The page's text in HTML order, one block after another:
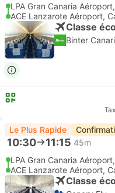
LPA Gran Canaria
ACE Lanzarote Aéroport,
Classe
Binter
Le Plus Rapide
10:30 11:15 45m
LPA Gran Canaria
ACE Lanzarote Aéroport,
Classe